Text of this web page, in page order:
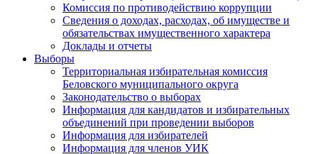
Комиссия по противодействию коррупции
Сведения о доходах, расходах, об имуществе и
обязательствах имущественного характера
Доклады и отчеты
Выборы
Территориальная избирательная комиссия
Беловского муниципального округа
Законодательство о выборах
Информация для кандидатов и избирательных
объединений при проведении выборов
Информация для избирателей
Информация для членов УИК